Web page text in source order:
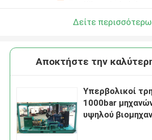
Δείτε
Αποκτήστε την
Υπερβολικοί
1000bar
υψηλού